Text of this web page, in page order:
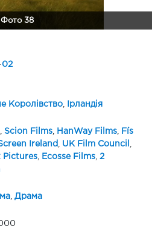
Фото 38
02
Королівство, Ірландія
, Scion Films, HanWay Films,
Fís
Ireland
UK Film Council
Pictures, Ecosse Films, 2
, Драма